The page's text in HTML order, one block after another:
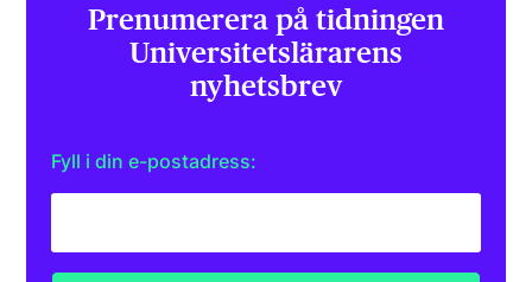
Prenumerera på tidningen
Universitets­lärarens
nyhetsbrev
Fyll i din e-postadress: